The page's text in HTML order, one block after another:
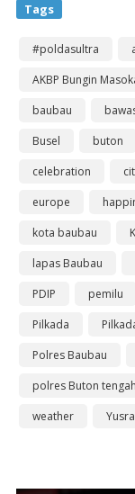
Tags
#poldasultra
AKBP Bungin
baubau
Busel
buton
celebration
europe
kota baubau
lapas Baubau
PDIP
pemilu
Pilkada
Polres Baubau
polres Buton tengah
weather